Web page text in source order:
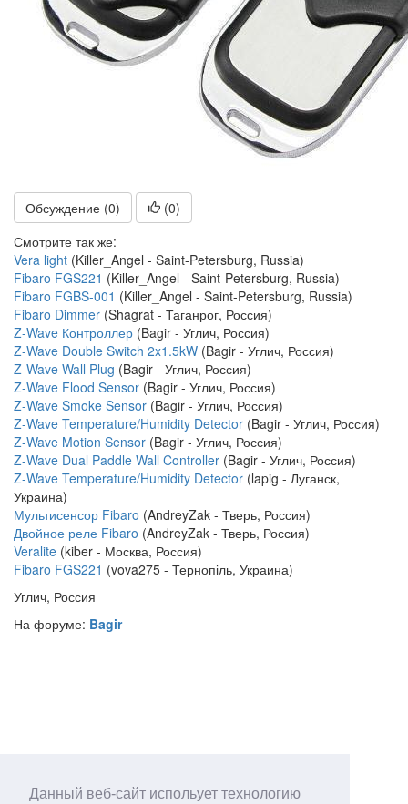
Данный веб-сайт испольует технологию
Обсуждение (0) (0)
Смотрите так же:
Vera light (Killer_Angel - Saint-Petersburg, Russia)
Fibaro FGS221 (Killer_Angel - Saint-Petersburg, Russia)
Fibaro FGBS-001 (Killer_Angel - Saint-Petersburg, Russia)
Fibaro Dimmer (Shagrat - Таганрог, Россия)
Z-Wave Контроллер (Bagir - Углич, Россия)
Z-Wave Double Switch 2x1.5kW (Bagir - Углич, Россия)
Z-Wave Wall Plug (Bagir - Углич, Россия)
Z-Wave Flood Sensor (Bagir - Углич, Россия)
Z-Wave Smoke Sensor (Bagir - Углич, Россия)
Z-Wave Temperature/Humidity Detector (Bagir - Углич, Россия)
Z-Wave Motion Sensor (Bagir - Углич, Россия)
Z-Wave Dual Paddle Wall Controller (Bagir - Углич, Россия)
Z-Wave Temperature/Humidity Detector (lapig - Луганск,
Украина)
Мультисенсор Fibaro (AndreyZak - Тверь, Россия)
Двойное реле Fibaro (AndreyZak - Тверь, Россия)
Veralite (kiber - Москва, Россия)
Fibaro FGS221 (vova275 - Тернопіль, Украина)
Углич, Россия
На форуме: Bagir